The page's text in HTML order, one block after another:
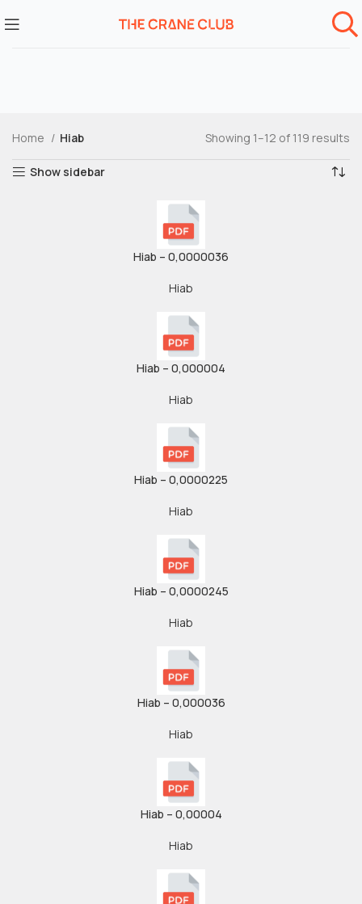
Home Hiab Showing 1–12 of 119 results
Show sidebar
Hiab – 0,0000036
Hiab
Hiab – 0,000004
Hiab
Hiab – 0,0000225
Hiab
Hiab – 0,0000245
Hiab
Hiab – 0,000036
Hiab
Hiab – 0,00004
Hiab